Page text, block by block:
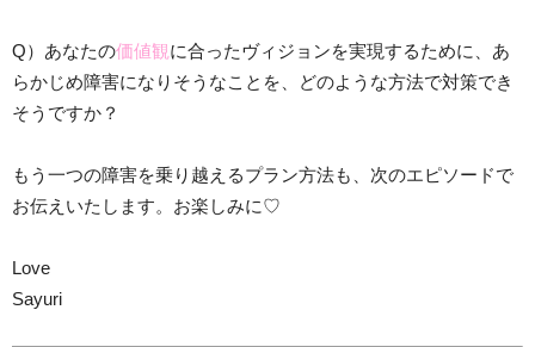
Q）あなたの価値観に合ったヴィジョンを実現するために、あ
らかじめ障害になりそうなことを、どのような方法で対策でき
そうですか？
もう一つの障害を乗り越えるプラン方法も、次のエピソードで
お伝えいたします。お楽しみに♡
Love
Sayuri